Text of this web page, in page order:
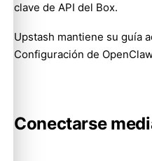
clave de API del Box.
Upstash mantiene su guía
Configuración de OpenClaw
Conectarse